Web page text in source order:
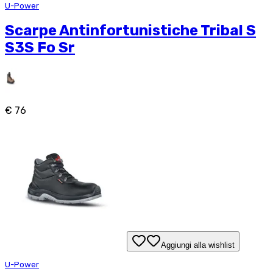
U-Power
Scarpe Antinfortunistiche Tribal S
S3S Fo Sr
€ 76
Aggiungi alla wishlist
U-Power